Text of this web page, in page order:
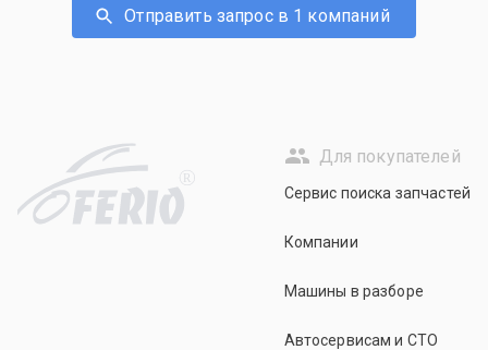
Отправить запрос в 1 компаний
R
Для покупателей
Сервис поиска запчастей
Компании
Машины в разборе
Автосервисам и СТО